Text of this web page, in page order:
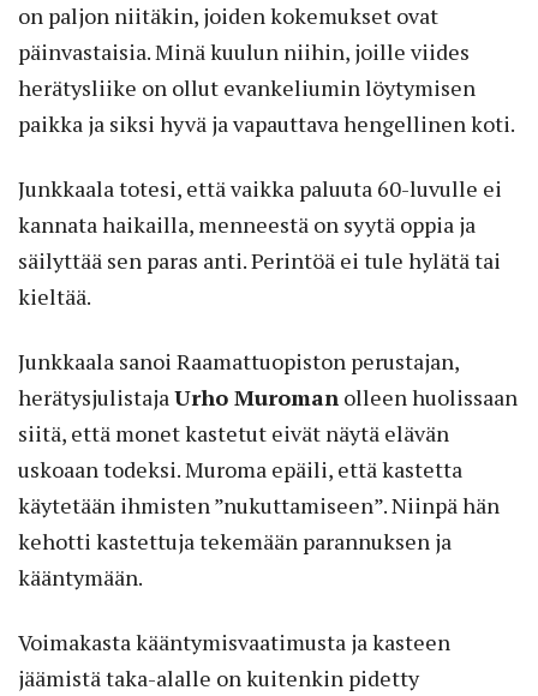
on paljon niitäkin, joiden kokemukset ovat
päinvastaisia. Minä kuulun niihin, joille viides
herätysliike on ollut evankeliumin löytymisen
paikka ja siksi hyvä ja vapauttava hengellinen koti.
Junkkaala totesi, että vaikka paluuta 60-luvulle ei
kannata haikailla, menneestä on syytä oppia ja
säilyttää sen paras anti. Perintöä ei tule hylätä tai
kieltää.
Junkkaala sanoi Raamattuopiston perustajan,
herätysjulistajaUrho Muroman olleen huolissaan
siitä, että monet kastetut eivät näytä elävän
uskoaan todeksi. Muroma epäili, että kastetta
käytetään ihmisten ”nukuttamiseen”. Niinpä hän
kehotti kastettuja tekemään parannuksen ja
kääntymään.
Voimakasta kääntymisvaatimusta ja kasteen
jäämistä taka-alalle on kuitenkin pidetty